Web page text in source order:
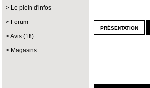
Le plein d'infos
Forum
Avis (18)
Magasins
présentation